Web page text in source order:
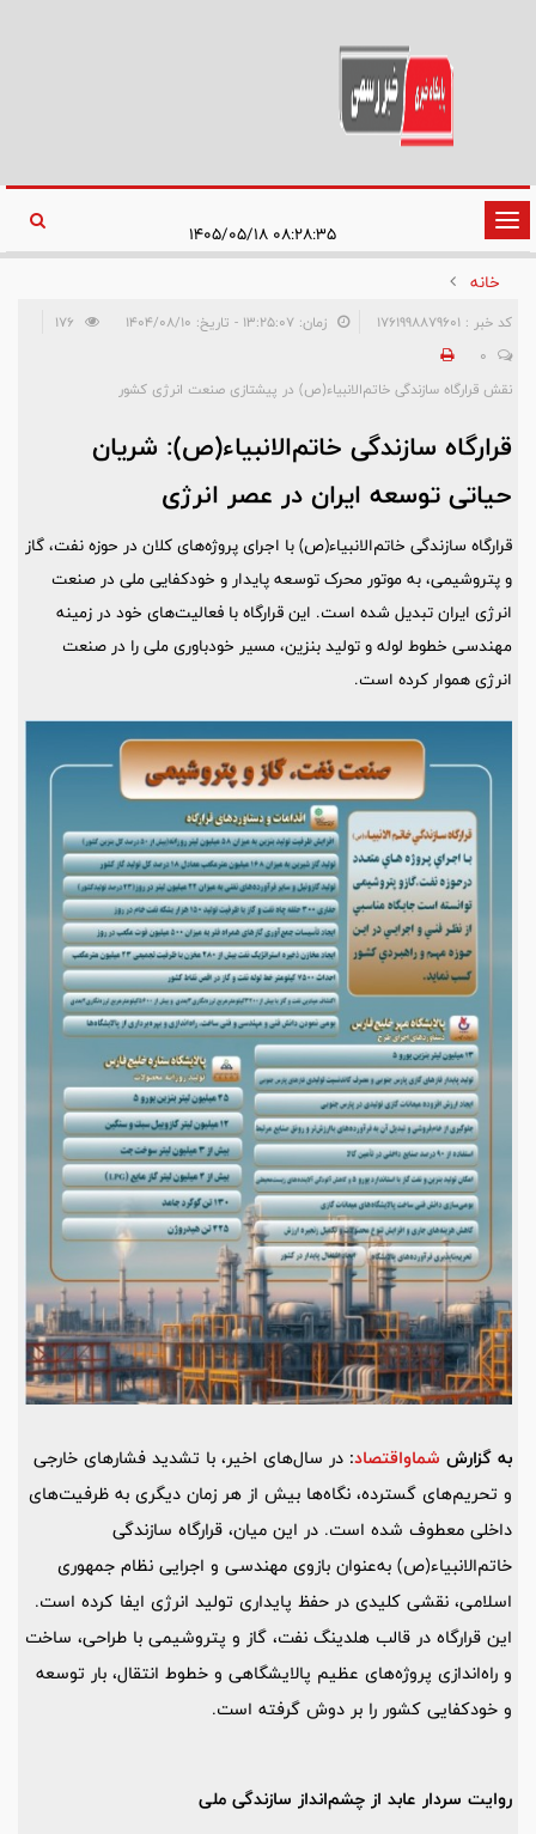
تغییر
وضعیت
ناوبری
خانه
کد خبر : 1761998879601 زمان: ۱۳:۲۵:۰۷ - تاریخ: ۱۴۰۴/۰۸/۱۰
0
نقش قرارگاه سازندگی خاتم‌الانبیاء(ص) در پیشتازی صنعت انرژی کشور
قرارگاه سازندگی خاتم‌الانبیاء(ص): شریان
حیاتی توسعه ایران در عصر انرژی
قرارگاه سازندگی خاتم‌الانبیاء(ص) با اجرای پروژه‌های کلان در حوزه نفت، گاز
و پتروشیمی، به موتور محرک توسعه پایدار و خودکفایی ملی در صنعت
انرژی ایران تبدیل شده است. این قرارگاه با فعالیت‌های خود در زمینه
مهندسی خطوط لوله و تولید بنزین، مسیر خودباوری ملی را در صنعت
انرژی هموار کرده است.
به گزارش شماواقتصاد: در سال‌های اخیر، با تشدید فشارهای خارجی
و تحریم‌های گسترده، نگاه‌ها بیش از هر زمان دیگری به ظرفیت‌های
داخلی معطوف شده است. در این میان، قرارگاه سازندگی
خاتم‌الانبیاء(ص) به‌عنوان بازوی مهندسی و اجرایی نظام جمهوری
اسلامی، نقشی کلیدی در حفظ پایداری تولید انرژی ایفا کرده است.
این قرارگاه در قالب هلدینگ نفت، گاز و پتروشیمی با طراحی، ساخت
و راه‌اندازی پروژه‌های عظیم پالایشگاهی و خطوط انتقال، بار توسعه
و خودکفایی کشور را بر دوش گرفته است.
روایت سردار عابد از چشم‌انداز سازندگی ملی